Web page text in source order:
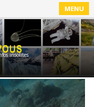
MENU
insolites